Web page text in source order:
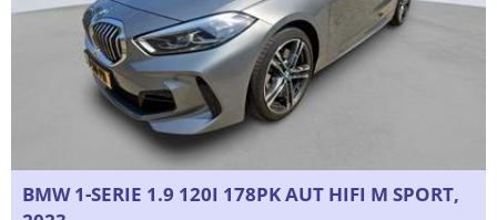
BMW 1-SERIE 1.9 120I 178PK AUT HIFI M SPORT,